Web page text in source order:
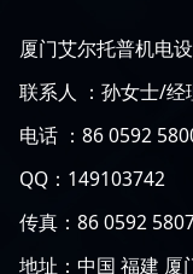
厦门艾尔托普机电
联系人 ：孙女士/经
电话 ：86 0592
QQ：149103742
传真：86 0592
地址：中国 福建 厦